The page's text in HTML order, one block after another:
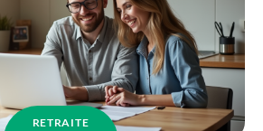
RETRAITE